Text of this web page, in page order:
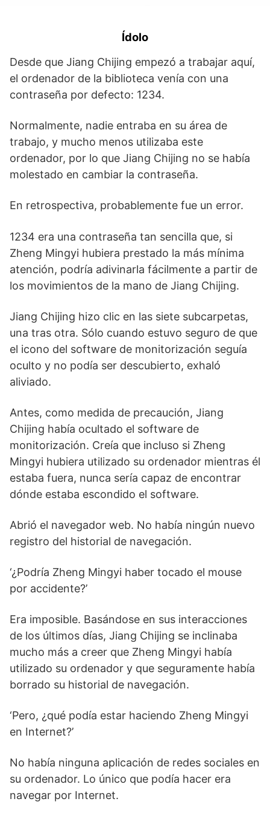
Ídolo
Desde que Jiang Chijing empezó a trabajar aquí,
el ordenador de la biblioteca venía con una
contraseña por defecto: 1234.
Normalmente, nadie entraba en su área de
trabajo, y mucho menos utilizaba este
ordenador, por lo que Jiang Chijing no se había
molestado en cambiar la contraseña.
En retrospectiva, probablemente fue un error.
1234 era una contraseña tan sencilla que, si
Zheng Mingyi hubiera prestado la más mínima
atención, podría adivinarla fácilmente a partir de
los movimientos de la mano de Jiang Chijing.
Jiang Chijing hizo clic en las siete subcarpetas,
una tras otra. Sólo cuando estuvo seguro de que
el icono del software de monitorización seguía
oculto y no podía ser descubierto, exhaló
aliviado.
Antes, como medida de precaución, Jiang
Chijing había ocultado el software de
monitorización. Creía que incluso si Zheng
Mingyi hubiera utilizado su ordenador mientras él
estaba fuera, nunca sería capaz de encontrar
dónde estaba escondido el software.
Abrió el navegador web. No había ningún nuevo
registro del historial de navegación.
‘¿Podría Zheng Mingyi haber tocado el mouse
por accidente?’
Era imposible. Basándose en sus interacciones
de los últimos días, Jiang Chijing se inclinaba
mucho más a creer que Zheng Mingyi había
utilizado su ordenador y que seguramente había
borrado su historial de navegación.
‘Pero, ¿qué podía estar haciendo Zheng Mingyi
en Internet?’
No había ninguna aplicación de redes sociales en
su ordenador. Lo único que podía hacer era
navegar por Internet.